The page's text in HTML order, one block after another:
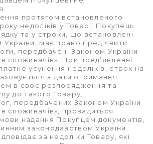
протягом встановленого
недоліків у Товарі, Покупець
та у строки, що встановлені
України, має право пред'явити
передбачені Законом України
споживачів». При пред’явленні
усунення недоліків, строк на
з дати отримання
в своє розпорядження та
до такого Товару.
передбачених Законом України
споживачів», провадиться
надання Покупцем документів,
законодавством України.
за недоліки Товару, які